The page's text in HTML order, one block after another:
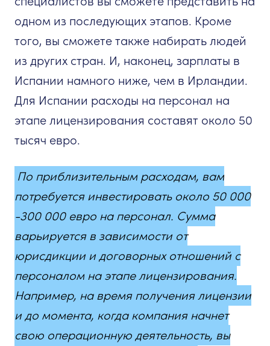
одном из последующих этапов. Кроме
того, вы сможете также набирать людей
из других стран. И, наконец, зарплаты в
Испании намного ниже, чем в Ирландии.
Для Испании расходы на персонал на
этапе лицензирования составят около 50
тысяч евро.
По приблизительным расходам, вам
потребуется инвестировать около 50 000
-300 000 евро на персонал. Сумма
варьируется в зависимости от
юрисдикции и договорных отношений с
персоналом на этапелицензирования.
Например, на время получения лицензии
и до момента, когда компания начнет
свою операционную деятельность, вы